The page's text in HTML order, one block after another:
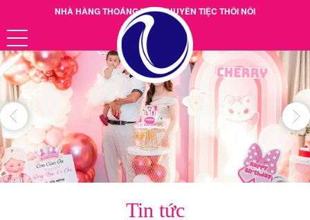
NHÀ HÀNG THOÁNG VIỆT CHUYÊN TIỆC THÔI NÔI
Hotline: 0901.38.39.40
Tin tức